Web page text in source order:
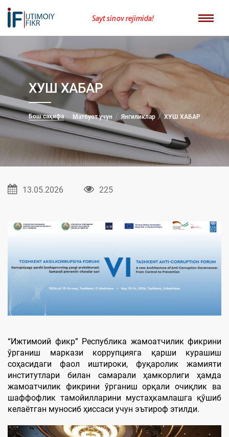
Sayt sinov rejimida!
ХУШ ХАБАР
Бош саҳифа Матбуот учун Янгиликлар ХУШ ХАБАР
13.05.2026 225
“Ижтимоий фикр” Республика жамоатчилик фикрини
ўрганиш маркази коррупцияга қарши курашиш
соҳасидаги фаол иштироки, фуқаролик жамияти
институтлари билан самарали ҳамкорлиги ҳамда
жамоатчилик фикрини ўрганиш орқали очиқлик ва
шаффофлик тамойилларини мустаҳкамлашга қўшиб
келаётган муносиб ҳиссаси учун эътироф этилди.